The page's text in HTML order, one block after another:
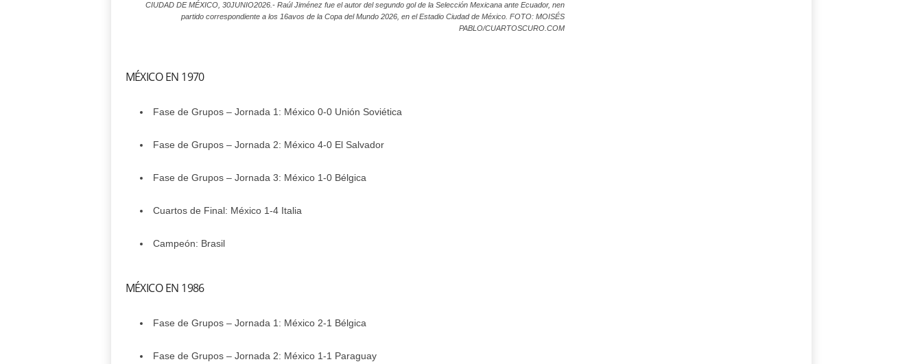
CIUDAD DE MÉXICO, 30JUNIO2026.- Raúl Jiménez fue el autor del segundo gol de la Selección Mexicana ante Ecuador, nen
partido correspondiente a los 16avos de la Copa del Mundo 2026, en el Estadio Ciudad de México. FOTO: MOISÉS
PABLO/CUARTOSCURO.COM
MÉXICO EN 1970
Fase de Grupos – Jornada 1: México 0-0 Unión Soviética
Fase de Grupos – Jornada 2: México 4-0 El Salvador
Fase de Grupos – Jornada 3: México 1-0 Bélgica
Cuartos de Final: México 1-4 Italia
Campeón: Brasil
MÉXICO EN 1986
Fase de Grupos – Jornada 1: México 2-1 Bélgica
Fase de Grupos – Jornada 2: México 1-1 Paraguay